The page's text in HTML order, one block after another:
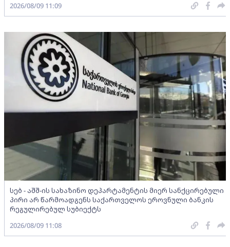
2026/08/09 11:09
სებ - აშშ-ის სახაზინო დეპარტამენტის მიერ სანქცირებული
პირი არ წარმოადგენს საქართველოს ეროვნული ბანკის
რეგულირებულ სუბიექტს
2026/08/09 11:08